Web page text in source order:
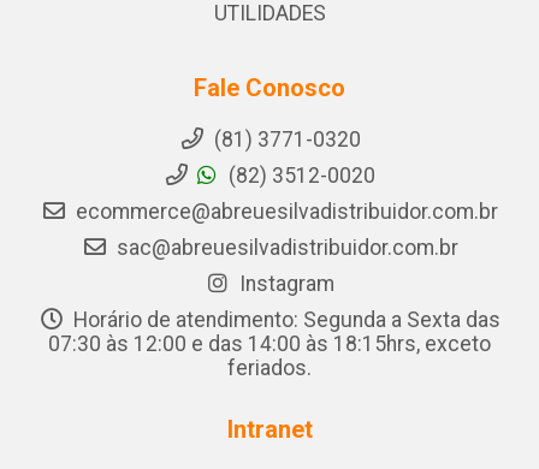
UTILIDADES
Fale Conosco
(81) 3771-0320
(82) 3512-0020
ecommerce@abreuesilvadistribuidor.com.br
sac@abreuesilvadistribuidor.com.br
Instagram
Horário de atendimento: Segunda a Sexta das
07:30 às 12:00 e das 14:00 às 18:15hrs, exceto
feriados.
Intranet